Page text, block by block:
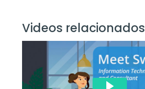
Videos relacionados